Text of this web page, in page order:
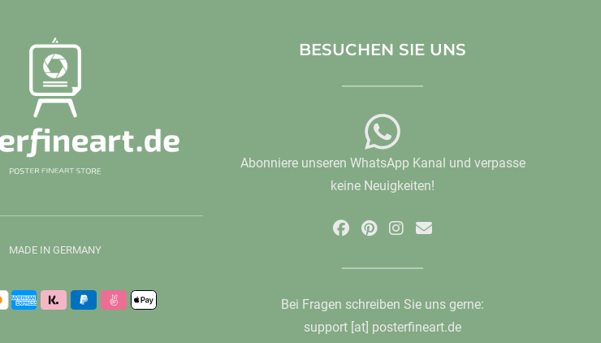
MADE IN GERMANY
BESUCHEN SIE UNS
Abonniere unseren WhatsApp Kanal und verpasse
keine Neuigkeiten!
Bei Fragen schreiben Sie uns gerne:
support [at] posterfineart.de